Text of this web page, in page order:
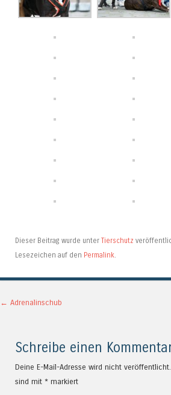
Dieser Beitrag wurde unter Tierschutz
Lesezeichen auf den Permalink.
Artikel-Navigation
← Adrenalinschub
Schreibe einen
Deine E-Mail-Adresse wird nicht veröffentlicht.
sind mit * markiert